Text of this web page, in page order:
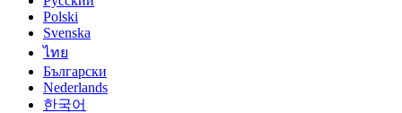
Polski
Svenska
ไทย
Български
Nederlands
한국어